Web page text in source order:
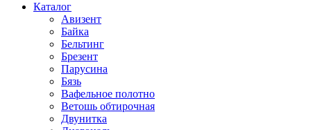
Каталог
Авизент
Байка
Бельтинг
Брезент
Парусина
Бязь
Вафельное полотно
Ветошь обтирочная
Двунитка